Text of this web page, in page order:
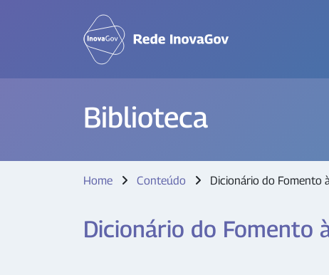
Biblioteca
Home Conteúdo Dicionário do Fomento
Dicionário do Fomento